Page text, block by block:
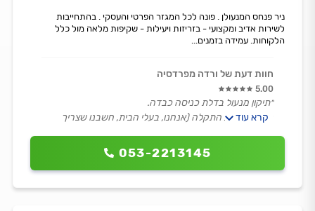
053-2213145
ניר פנחס המנעולן . פונה לכל המגזר הפרטי והעסקי . בהתחייבות
לשירות אדיב ומקצועי - בזריזות ויעילות - שקיפות מלאה מול כלל
הלקוחות. עמידה בזמנים...
חוות דעת של ורדה מפרדסיה
5.00
״תיקון מנעול בדלת כניסה כבדה.
ניר איבחן את התקלה (אנחנו, בעלי הבית, חשבנו שצריך
היה ישר מאוד להגיד שהמנגנון והצילינדר בסדר גמור והדלת
לא נטרקת מסיבה אחרת. התקלה תוקנה לשביעות רצוננו
במחיר הביקור בלבד.״
קרא עוד